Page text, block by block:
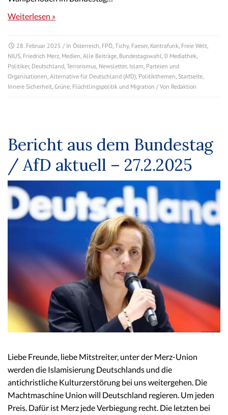
Weiterlesen »
28. Februar 2025 / In Österreich, FPÖ, Tichy, Faeser, Kontrafunk, Freie Welt,
NIUS, Friedrich Merz, Medien, Alle Beiträge, Bundestagswahl, 0 Mediathek,
Politiker, Deutschland, Terrorismus, Newsletter, Islam, Parteien und
Organisationen, Alternative für Deutschland (AfD), Politikthemen, Startseite,
Innere Sicherheit, Grüne, Flüchtlingspolitik und Migration / Von Redaktion
Bericht aus dem Bundestag
/ AfD aktuell – 27.2.2025
Liebe Freunde, liebe Mitstreiter, unter der Merz-Union
werden die Islamisierung Deutschlands und die
antichristliche Kulturzerstörung bei uns weitergehen. Die
Machtmaschine Union will Deutschland regieren. Um jeden
Preis. Dafür ist Merz jede Verbiegung recht. Die letzten bei